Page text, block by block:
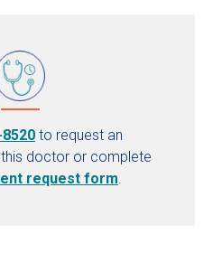
to request an
doctor or complete
request form.